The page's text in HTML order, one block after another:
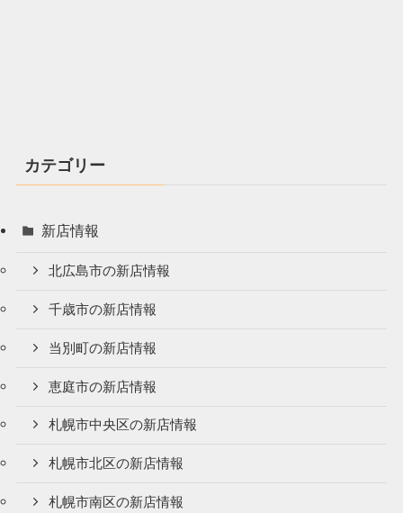
カテゴリー
新店情報
北広島市の新店情報
千歳市の新店情報
当別町の新店情報
恵庭市の新店情報
札幌市中央区の新店情報
札幌市北区の新店情報
札幌市南区の新店情報